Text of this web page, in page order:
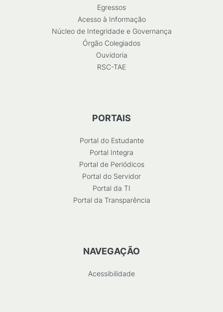
Egressos
Acesso à Informação
Núcleo de Integridade e Governança
Órgão Colegiados
Ouvidoria
RSC-TAE
PORTAIS
Portal do Estudante
Portal Integra
Portal de Periódicos
Portal do Servidor
Portal da TI
Portal da Transparência
NAVEGAÇÃO
Acessibilidade